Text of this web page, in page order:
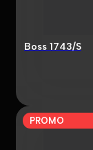
Boss 1743/S
PROMO